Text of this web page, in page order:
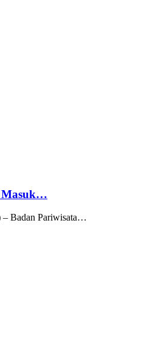
Masuk…
– Badan Pariwisata…